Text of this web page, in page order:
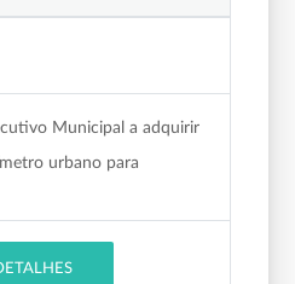
Municipal a adquirir
urbano para